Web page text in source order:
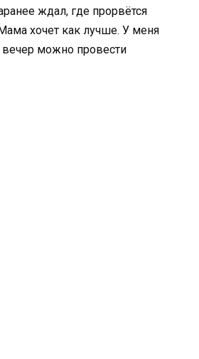
ждал, где прорвётся
хочет как лучше. У меня
можно провести